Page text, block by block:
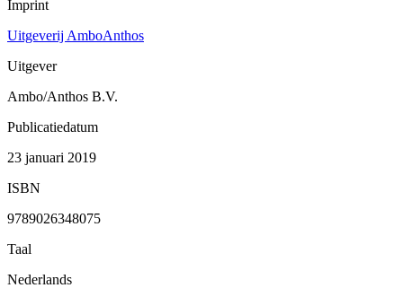
Imprint
Uitgeverij AmboAnthos
Uitgever
Ambo/Anthos B.V.
Publicatiedatum
23 januari 2019
ISBN
9789026348075
Taal
Nederlands